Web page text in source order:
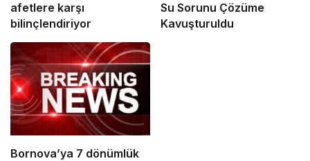
afetlere karşı
bilinçlendiriyor
Su Sorunu Çözüme
Kavuşturuldu
Bornova’ya 7 dönümlük